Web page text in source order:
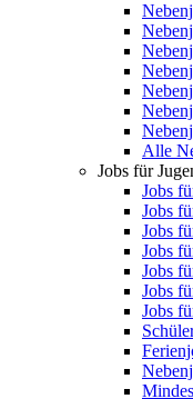
Alle
Jobs für
Jobs
Jobs
Jobs
Jobs
Jobs
Jobs
Jobs